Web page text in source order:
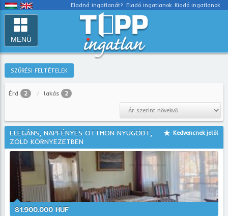
MENÜ
Eladná ingatlanát? Eladó ingatlanok Kiadó ingatlanok
SZŰRÉSI FELTÉTELEK
Érd 2 lakás 2
Kedvencnek jelöl
ELEGÁNS, NAPFÉNYES OTTHON NYUGODT,
ZÖLD KÖRNYEZETBEN
81.900.000 HUF